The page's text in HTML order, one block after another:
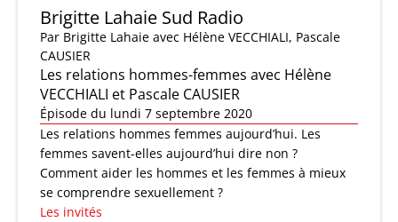
Brigitte Lahaie Sud Radio
Par Brigitte Lahaie avec Hélène VECCHIALI, Pascale
CAUSIER
Les relations hommes-femmes avec Hélène
VECCHIALI et Pascale CAUSIER
Épisode du lundi 7 septembre 2020
Les relations hommes femmes aujourd’hui. Les
femmes savent-elles aujourd’hui dire non ?
Comment aider les hommes et les femmes à mieux
se comprendre sexuellement ?
Les invités